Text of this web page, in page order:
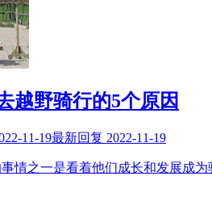
越野骑行的5个原因
11-19最新回复 2022-11-19
情之一是看着他们成长和发展成